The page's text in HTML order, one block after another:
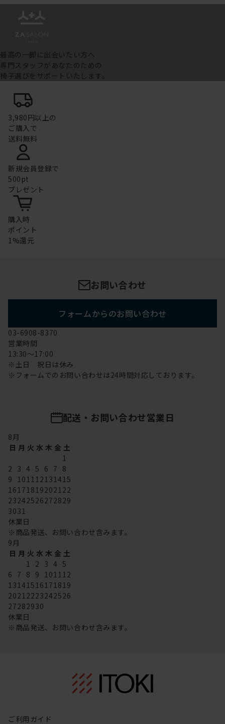
最高の一脚に出会いたい方へ
専門スタッフがあなたのための
椅子選びをサポートいたします。
3,980円以上の
ご購入で
送料無料
新規会員登録で
500pt
プレゼント
購入時
ポイント
1%還元
お問い合わせ
フォームからのお問い合わせ
03-6908-8370
営業時間
13:30～17:00
※土日 祝日は休み
※フォームでのお問い合わせは24時間対応しております。
配送・お問い合わせ営業日
8月
日 月 火 水 木 金 土
1
2 3 4 5 6 7 8
9 101112131415
16171819202122
23242526272829
3031
休業日
※商品発送、お問い合わせ含みます。
9月
日 月 火 水 木 金 土
1 2 3 4 5
6 7 8 9 101112
13141516171819
20212223242526
27282930
休業日
※商品発送、お問い合わせ含みます。
ご利用ガイド